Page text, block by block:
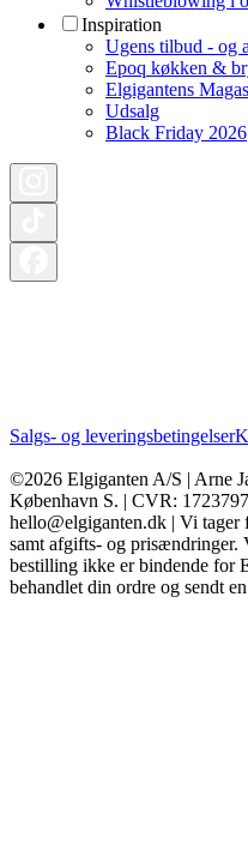
Inspiration
Ugens tilbud - og
Epoq køkken &
Elgigantens
Udsalg
Black Friday 2026
Salgs- og leveringsbetingelser
©2026 Elgiganten A/S | Arne
København S. | CVR:
hello@elgiganten.dk | Vi
samt afgifts- og
bestilling ikke er bindende for
behandlet din ordre og sendt